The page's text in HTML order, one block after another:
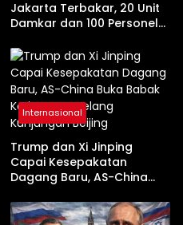
Jakarta Terbakar, 20 Unit
Damkar dan 100 Personel
Internasional
Trump dan Xi Jinping
Capai Kesepakatan
Dagang Baru, AS-China
Jelang Kunjungan Beijing